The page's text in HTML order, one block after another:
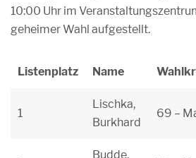
10:00 Uhr im
geheimer Wahl aufgestellt.
Listenplatz Name
1
Lischka,
Burkhard
69 –
Budde,